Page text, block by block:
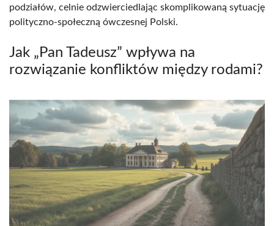
podziałów, celnie odzwierciedlając skomplikowaną sytuację
polityczno-społeczną ówczesnej Polski.
Jak „Pan Tadeusz” wpływa na
rozwiązanie konfliktów między rodami?